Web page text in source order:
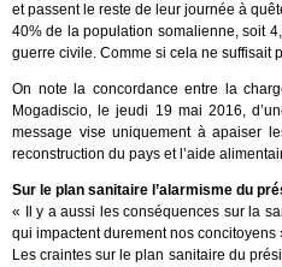
et passent le reste de leur journée à
40% de la population somalienne, soit
guerre civile. Comme si cela ne suffisait
On note la concordance entre la
Mogadiscio, le jeudi 19 mai 2016,
message vise uniquement à apaiser
reconstruction du pays et l’aide
Sur le plan sanitaire l’alarmisme du
« Il y a aussi les conséquences sur la
qui impactent durement nos
Les craintes sur le plan sanitaire du